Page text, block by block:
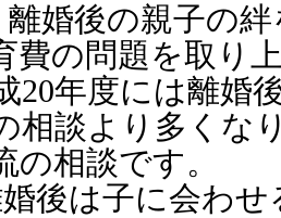
離婚後の親子の
費の問題を取り
20年度には離婚
相談より多くな
の相談です。
婚後は子に会わ